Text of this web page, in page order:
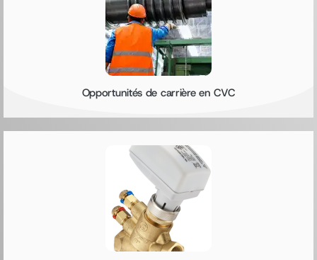
Opportunités de carrière en CVC